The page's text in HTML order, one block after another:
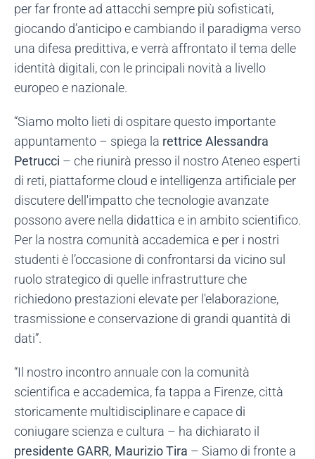
per far fronte ad attacchi sempre più sofisticati,
giocando d’anticipo e cambiando il paradigma verso
una difesa predittiva, e verrà affrontato il tema delle
identità digitali, con le principali novità a livello
europeo e nazionale.
“Siamo molto lieti di ospitare questo importante
appuntamento – spiega la rettrice Alessandra
Petrucci – che riunirà presso il nostro Ateneo esperti
di reti, piattaforme cloud e intelligenza artificiale per
discutere dell'impatto che tecnologie avanzate
possono avere nella didattica e in ambito scientifico.
Per la nostra comunità accademica e per i nostri
studenti è l’occasione di confrontarsi da vicino sul
ruolo strategico di quelle infrastrutture che
richiedono prestazioni elevate per l'elaborazione,
trasmissione e conservazione di grandi quantità di
dati”.
“Il nostro incontro annuale con la comunità
scientifica e accademica, fa tappa a Firenze, città
storicamente multidisciplinare e capace di
coniugare scienza e cultura – ha dichiarato il
presidente GARR, Maurizio Tira – Siamo di fronte a